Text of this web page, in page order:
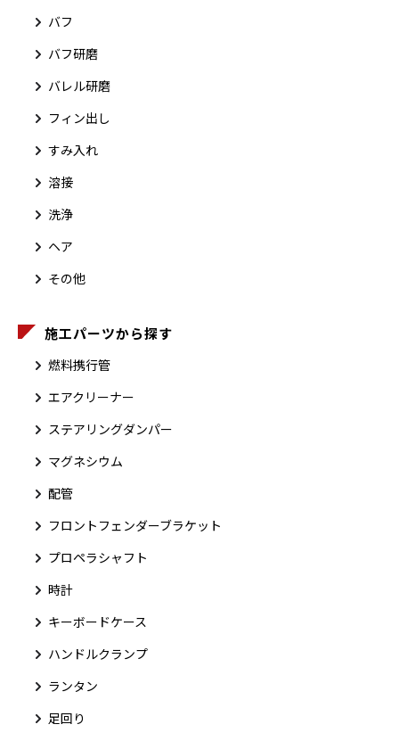
バフ
バフ研磨
バレル研磨
フィン出し
すみ入れ
溶接
洗浄
ヘア
その他
施工パーツから探す
燃料携行管
エアクリーナー
ステアリングダンパー
マグネシウム
配管
フロントフェンダーブラケット
プロペラシャフト
時計
キーボードケース
ハンドルクランプ
ランタン
足回り